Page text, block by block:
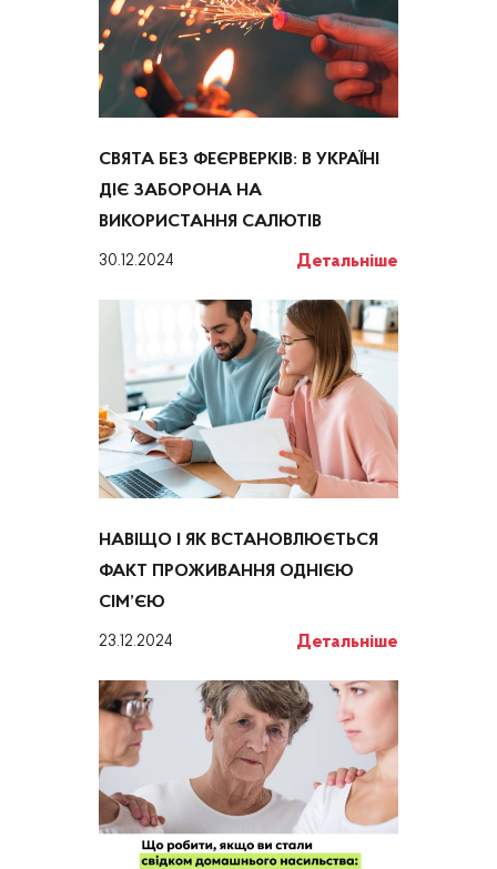
СВЯТА БЕЗ ФЕЄРВЕРКІВ: В УКРАЇНІ
ДІЄ ЗАБОРОНА НА
ВИКОРИСТАННЯ САЛЮТІВ
30.12.2024 Детальніше
НАВІЩО І ЯК ВСТАНОВЛЮЄТЬСЯ
ФАКТ ПРОЖИВАННЯ ОДНІЄЮ
СІМ’ЄЮ
23.12.2024 Детальніше